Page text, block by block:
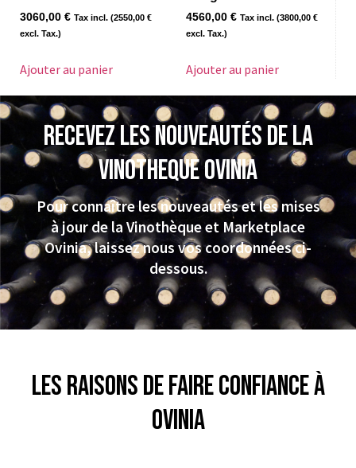
3060,00 € Tax incl. (2550,00 €
excl. Tax.)
Ajouter au panier
4560,00 € Tax incl. (3800,00 €
excl. Tax.)
Ajouter au panier
Recevez les nouveautés de la
VINOTHEQUE Ovinia
Pour connaître les nouveautés et les mises
à jour de la Vinothèque et Marketplace
Ovinia, laissez nous vos coordonnées ci-
dessous.
Les raisons de faire confiance à
Ovinia